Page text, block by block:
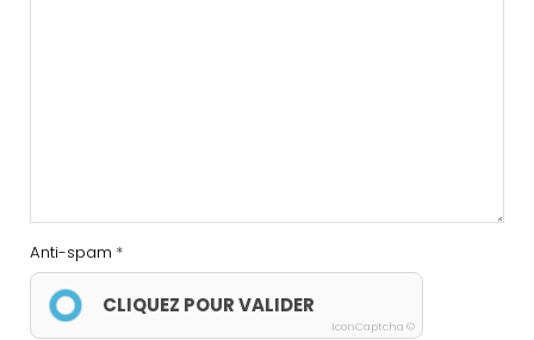
Anti-spam
CLIQUEZ POUR VALIDER
IconCaptcha ©